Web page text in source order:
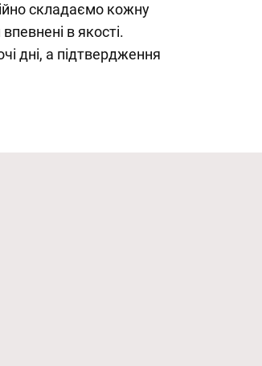
складаємо кожну
в якості.
дні, а підтвердження